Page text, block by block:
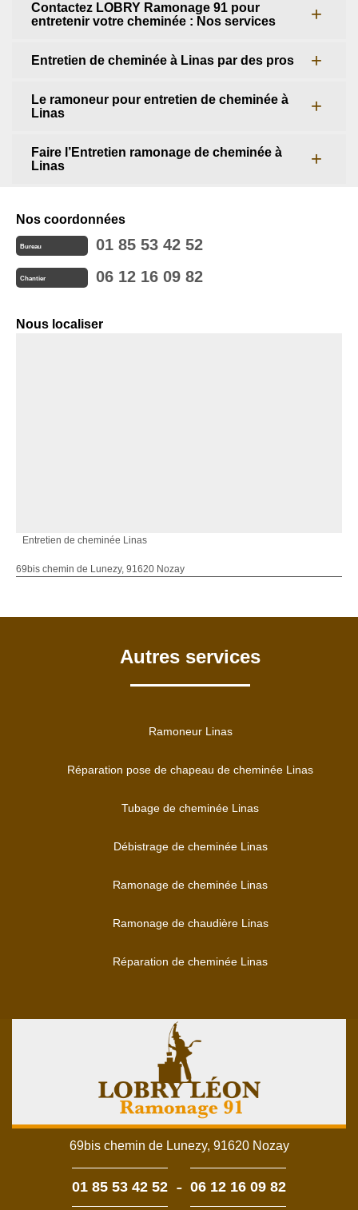
Contactez LOBRY Ramonage 91 pour
entretenir votre cheminée : Nos services
Entretien de cheminée à Linas par des pros
Le ramoneur pour entretien de cheminée à
Linas
Faire l’Entretien ramonage de cheminée à
Linas
Nos coordonnées
Bureau 01 85 53 42 52
Chantier 06 12 16 09 82
Nous localiser
Entretien de cheminée Linas
69bis chemin de Lunezy, 91620 Nozay
Autres services
Ramoneur Linas
Réparation pose de chapeau de cheminée Linas
Tubage de cheminée Linas
Débistrage de cheminée Linas
Ramonage de cheminée Linas
Ramonage de chaudière Linas
Réparation de cheminée Linas
69bis chemin de Lunezy, 91620 Nozay
01 85 53 42 52 - 06 12 16 09 82